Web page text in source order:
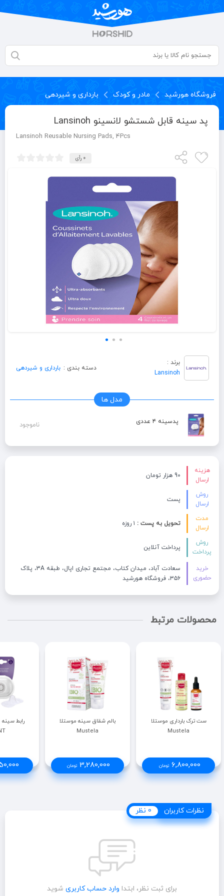
فروشگاه هورشید مادر و کودک بارداری و شیردهی
پد سینه قابل شستشو لانسینو Lansinoh
Lansinoh Reusable Nursing Pads, 4Pcs
0 رأی
برند :
Lansinoh
دسته بندی : بارداری و شیردهی
مدل ها
پدسینه ۴ عددی ناموجود
هزینه
ارسال
90 هزار تومان
روش
ارسال
پست
مدت
ارسال
تحویل به پست :
روش
پرداخت
پرداخت آنلاین
خرید
حضوری
سعادت آباد، میدان کتاب، مجتمع تجاری اپال، طبقه 3A، پلاک
۳۵۶، فروشگاه هورشید
محصولات مرتبط
ست ترک بارداری موستلا
Mustela
6,800,000 تومان
بالم شقاق سینه موستلا
Mustela
3,280,000 تومان
نظرات کاربران
نظرات کاربران 0 نظر
برای ثبت نظر، ابتدا وارد حساب کاربری شوید